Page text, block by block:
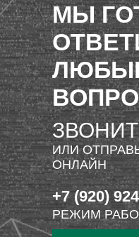
МЫ
ИЛИ
ОНЛАЙН
+7 (920)
РЕЖИМ